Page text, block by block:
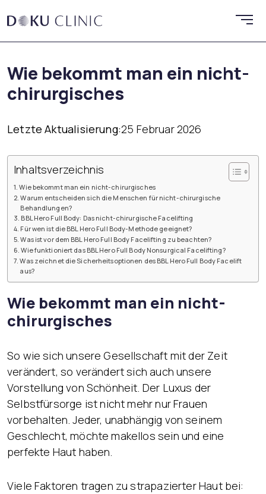
Wie bekommt man ein nicht-
chirurgisches
Letzte Aktualisierung:25 Februar 2026
Inhaltsverzeichnis
Wie bekommt man ein nicht-chirurgisches
Warum entscheiden sich die Menschen für nicht-chirurgische
Behandlungen?
BBL Hero Full Body: Das nicht-chirurgische Facelifting
Für wen ist die BBL Hero Full Body-Methode geeignet?
Was ist vor dem BBL Hero Full Body Facelifting zu beachten?
Wie funktioniert das BBL Hero Full Body Nonsurgical Facelifting?
Was zeichnet die Sicherheitsoptionen des BBL Hero Full Body Facelift
aus?
Wie bekommt man ein nicht-
chirurgisches
So wie sich unsere Gesellschaft mit der Zeit
verändert, so verändert sich auch unsere
Vorstellung von Schönheit. Der Luxus der
Selbstfürsorge ist nicht mehr nur Frauen
vorbehalten. Jeder, unabhängig von seinem
Geschlecht, möchte makellos sein und eine
perfekte Haut haben.
Viele Faktoren tragen zu strapazierter Haut bei: